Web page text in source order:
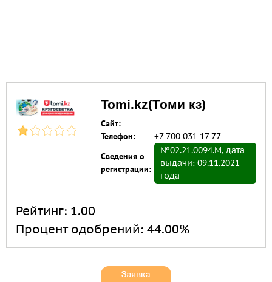
Tomi.kz(Томи кз)
Сайт:
Телефон:
+7 700 031 17 77
Сведения о
регистрации:
№02.21.0094.М, дата
выдачи: 09.11.2021
года
Рейтинг: 1.00
Процент одобрений: 44.00%